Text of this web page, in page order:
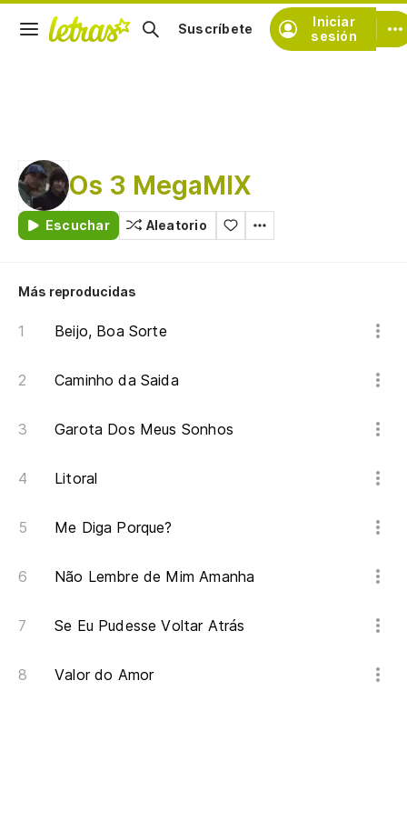
Iniciar
sesión
Suscríbete
Os 3 MegaMIX
Escuchar Aleatorio
Más reproducidas
Beijo, Boa Sorte
Caminho da Saida
Garota Dos Meus Sonhos
Litoral
Me Diga Porque?
Não Lembre de Mim Amanha
Se Eu Pudesse Voltar Atrás
Valor do Amor